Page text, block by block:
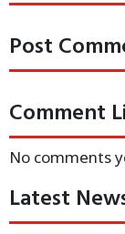
Post
Comment
No comments
Latest